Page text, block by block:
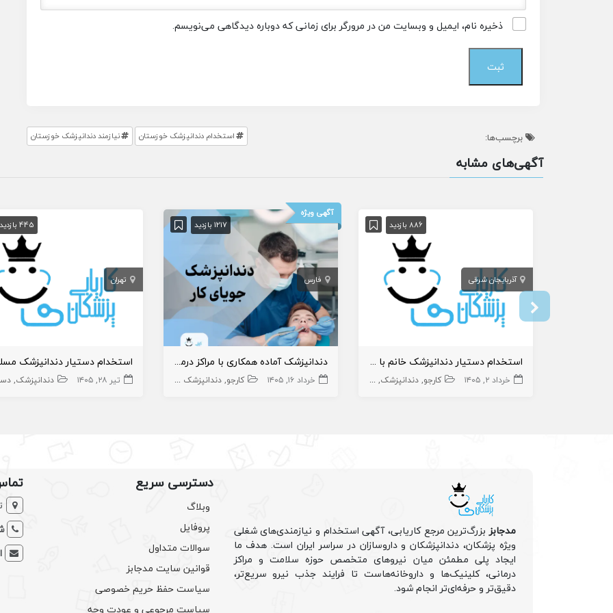
ذخیره نام، ایمیل و وبسایت من در مرورگر برای زمانی که دوباره دیدگاهی می‌نویسم.
برچسب‌ها: استخدام دندانپزشک خوزستان نیازمند دندانپزشک خوزستان
آگهی‌های مشابه
886 بازدید
آذربایجان شرقی
استخدام دستیار دندانپزشک خانم با سابقه کار
خرداد ۲, ۱۴۰۵ کارجو دندانپزشک دستیار دنداپزشک
آگهی ویژه
1217 بازدید
فارس
دندانپزشک آماده همکاری با مراکز درمانی استان فارس
خرداد ۱۶, ۱۴۰۵ کارجو دندانپزشک عمومی دندانپزشک
445 بازدید
تهران
تیر ۲۸, ۱۴۰۵ دندانپزشک
مدجابزبزرگ‌ترین مرجع کاریابی، آگهی استخدام و نیازمندی‌های شغلی
ویژه پزشکان، دندانپزشکان و داروسازان در سراسر ایران است. هدف ما
ایجاد پلی مطمئن میان نیروهای متخصص حوزه سلامت و مراکز
درمانی، کلینیک‌ها و داروخانه‌هاست تا فرایند جذب نیرو سریع‌تر،
دقیق‌تر و حرفه‌ای‌تر انجام شود.
دسترسی سریع
وبلاگ
پروفایل
سوالات متداول
قوانین سایت مدجابز
سیاست حفظ حریم خصوصی
سیاست مرجوعی و عودت وجه